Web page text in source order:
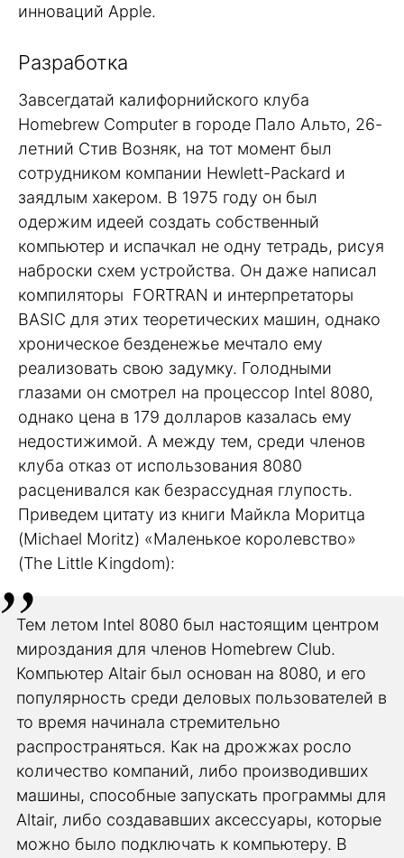
инноваций Apple.
Разработка
Завсегдатай калифорнийского клуба
Homebrew Computer в городе Пало Альто, 26-
летний Стив Возняк, на тот момент был
сотрудником компании Hewlett-Packard и
заядлым хакером. В 1975 году он был
одержим идеей создать собственный
компьютер и испачкал не одну тетрадь, рисуя
наброски схем устройства. Он даже написал
компиляторы FORTRAN и интерпретаторы
BASIC для этих теоретических машин, однако
хроническое безденежье мечтало ему
реализовать свою задумку. Голодными
глазами он смотрел на процессор Intel 8080,
однако цена в 179 долларов казалась ему
недостижимой. А между тем, среди членов
клуба отказ от использования 8080
расценивался как безрассудная глупость.
Приведем цитату из книги Майкла Моритца
(Michael Moritz) «Маленькое королевство»
(The Little Kingdom):
Тем летом Intel 8080 был настоящим центром
мироздания для членов Homebrew Club.
Компьютер Altair был основан на 8080, и его
популярность среди деловых пользователей в
то время начинала стремительно
распространяться. Как на дрожжах росло
количество компаний, либо производивших
машины, способные запускать программы для
Altair, либо создававших аксессуары, которые
можно было подключать к компьютеру. В